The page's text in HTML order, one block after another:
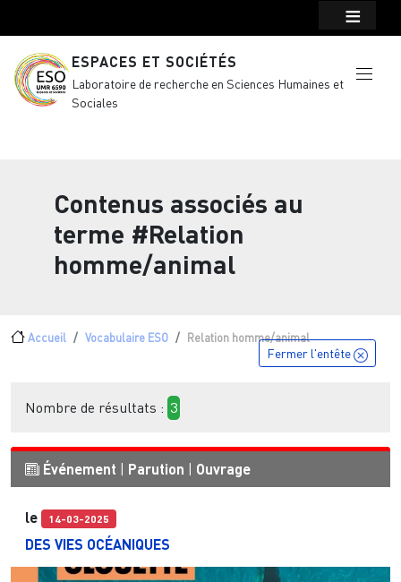
ESPACES ET SOCIÉTÉS
Laboratoire de recherche en Sciences Humaines et
Sociales
Contenus associés au
terme #Relation
homme/animal
Fil d'Ariane
Accueil Vocabulaire ESO Relation homme/animal
Fermer l'entête
Nombre de résultats : 3
Événement Parution Ouvrage
le 14-03-2025
DES VIES OCÉANIQUES